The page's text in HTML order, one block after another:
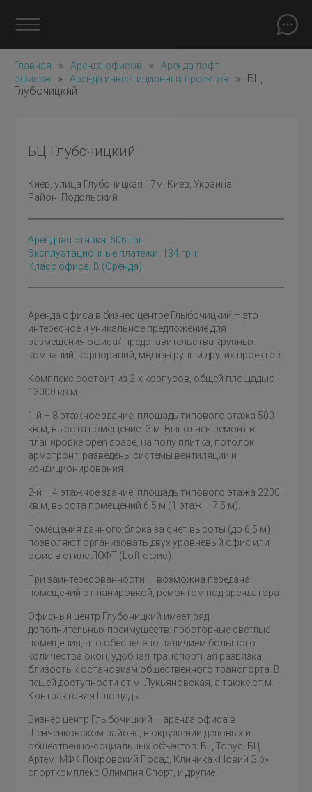
Главная » Аренда офисов »
Аренда лофт-
офисов
» Аренда инвестиционных проектов »
БЦ
Глубочицкий
БЦ Глубочицкий
Киев , улица Глубочицкая 17м, Киев, Украина
Район: Подольский
Арендная ставка: 606 грн
Эксплуатационные платежи: 134 грн
Класс офиса: B (оренда)
Аренда офиса в бизнес центре Глыбочицкий – это
интересное и уникальное предложение для
размещения офиса/ представительства крупных
компаний, корпораций, медиа-групп и других проектов.
Комплекс состоит из 2-х корпусов, общей площадью
13000 кв.м:
1-й – 8 этажное здание, площадь типового этажа 500
кв.м, высота помещение -3 м. Выполнен ремонт в
планировке open space, на полу плитка, потолок
армстронг, разведены системы вентиляции и
кондиционирования.
2-й – 4 этажное здание, площадь типового этажа 2200
кв.м, высота помещений 6,5 м (1 этаж – 7,5 м).
Помещения данного блока за счет высоты (до 6,5 м)
позволяют организовать двух уровневый офис или
офис в стиле ЛОФТ (Loft-офис).
При заинтересованности — возможна передача
помещений с планировкой, ремонтом под арендатора.
Офисный центр Глубочицкий имеет ряд
дополнительных преимуществ: просторные светлые
помещения, что обеспечено наличием большого
количества окон, удобная транспортная развязка,
близость к остановкам общественного транспорта. В
пешей доступности ст.м. Лукьяновская, а также ст.м.
Контрактовая Площадь.
Бизнес центр Глыбочицкий – аренда офиса в
Шевченковском районе, в окружении деловых и
общественно-социальных объектов: БЦ Торус, БЦ
Артем, МФК Покровский Посад, Клиника «Новий Зір»,
спорткомплекс Олимпия Спорт, и другие.